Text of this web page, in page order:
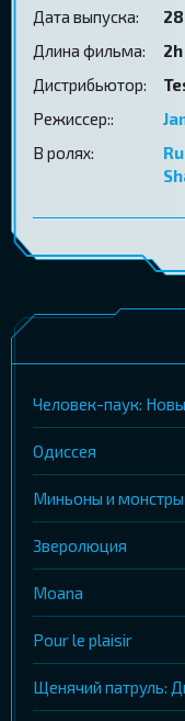
Дата выпуска:
Длина фильма:
Дистрибьютор:
Режиссер::
В ролях:
Человек-паук:
Одиссея
Миньоны и монстры
Зверолюция
Moana
Pour le plaisir
Щенячий патруль: